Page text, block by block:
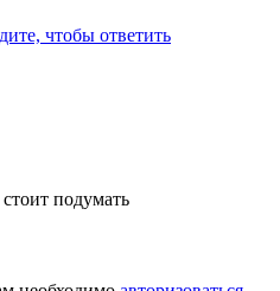
чтобы ответить
подумать